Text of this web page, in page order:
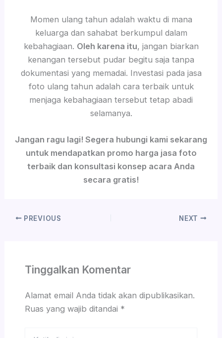
Momen ulang tahun adalah waktu di mana
keluarga dan sahabat berkumpul dalam
kebahagiaan. Oleh karena itu, jangan biarkan
kenangan tersebut pudar begitu saja tanpa
dokumentasi yang memadai. Investasi pada jasa
foto ulang tahun adalah cara terbaik untuk
menjaga kebahagiaan tersebut tetap abadi
selamanya.
Jangan ragu lagi! Segera hubungi kami sekarang
untuk mendapatkan promo harga jasa foto
terbaik dan konsultasi konsep acara Anda
secara gratis!
PREVIOUS NEXT
Tinggalkan Komentar
Alamat email Anda tidak akan dipublikasikan.
Ruas yang wajib ditandai *